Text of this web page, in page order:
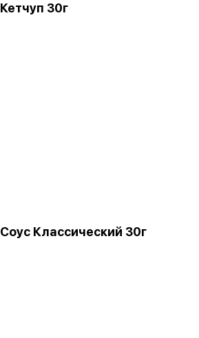
Кетчуп 30г
Соус Классический 30г